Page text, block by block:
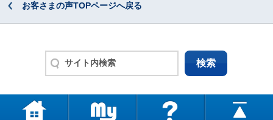
お客さまの声TOPページへ戻る